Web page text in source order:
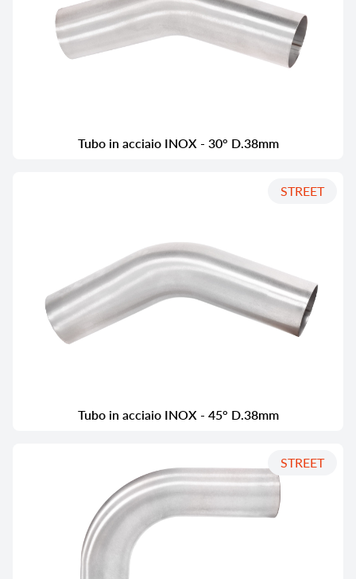
Tubo in acciaio INOX - 30° D.38mm
STREET
Tubo in acciaio INOX - 45° D.38mm
STREET